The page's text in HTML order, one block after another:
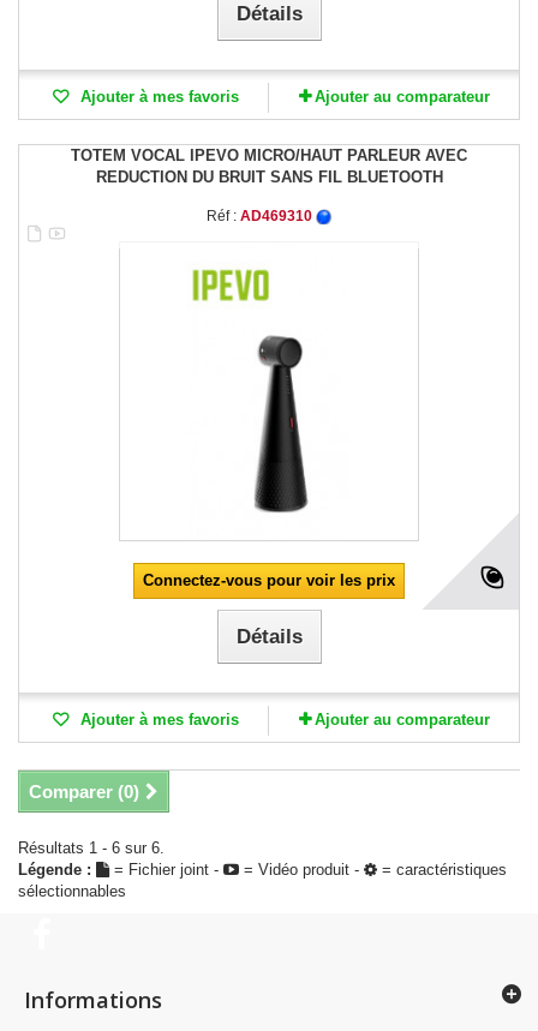
Détails
Ajouter à mes favoris Ajouter au comparateur
TOTEM VOCAL IPEVO MICRO/HAUT PARLEUR AVEC
REDUCTION DU BRUIT SANS FIL BLUETOOTH
Réf : AD469310
Connectez-vous pour voir les prix
Détails
Ajouter à mes favoris Ajouter au comparateur
Comparer (0)
Résultats 1 - 6 sur 6.
Légende :
= Fichier joint - = Vidéo produit -
= caractéristiques
sélectionnables
Informations